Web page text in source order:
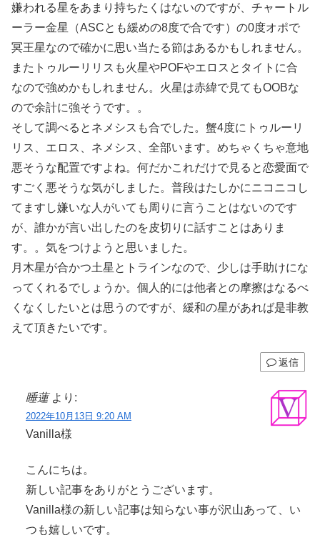
嫌われる星をあまり持ちたくはないのですが、チャートル
ーラー金星（ASCとも緩めの8度で合です）の0度オポで
冥王星なので確かに思い当たる節はあるかもしれません。
またトゥルーリリスも火星やPOFやエロスとタイトに合
なので強めかもしれません。火星は赤緯で見てもOOBな
ので余計に強そうです。。
そして調べるとネメシスも合でした。蟹4度にトゥルーリ
リス、エロス、ネメシス、全部います。めちゃくちゃ意地
悪そうな配置ですよね。何だかこれだけで見ると恋愛面で
すごく悪そうな気がしました。普段はたしかにニコニコし
てますし嫌いな人がいても周りに言うことはないのです
が、誰かが言い出したのを皮切りに話すことはありま
す。。気をつけようと思いました。
月木星が合かつ土星とトラインなので、少しは手助けにな
ってくれるでしょうか。個人的には他者との摩擦はなるべ
くなくしたいとは思うのですが、緩和の星があれば是非教
えて頂きたいです。
返信
睡蓮 より:
2022年10月13日 9:20 AM
Vanilla様
こんにちは。
新しい記事をありがとうございます。
Vanilla様の新しい記事は知らない事が沢山あって、い
つも嬉しいです。